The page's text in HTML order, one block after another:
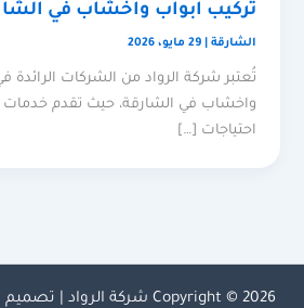
تركيب ابواب واخشاب في
الشارقة |29 مايو، 2026
تُعتبر شركة الرواد من الشركات الرائدة
واخشاب في الشارقة، حيث تقدم خدمات
احتياجات […]
Copyright © 2026 شركة الرواد | تصميم وتطوير شركة